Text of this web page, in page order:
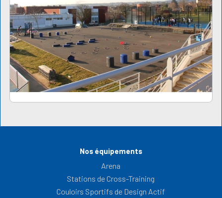
Nos équipements
Arena
Stations de Cross-Training
Couloirs Sportifs de Design Actif